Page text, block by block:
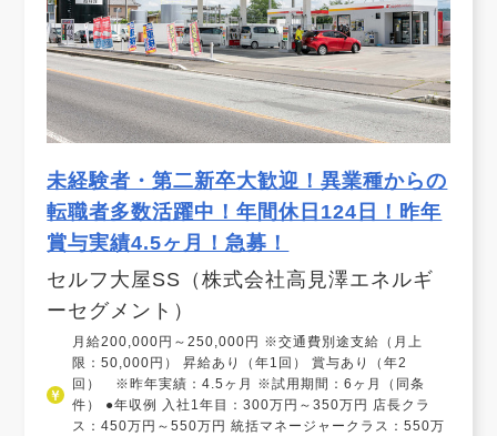
未経験者・第二新卒大歓迎！異業種からの
転職者多数活躍中！年間休日124日！昨年
賞与実績4.5ヶ月！急募！
セルフ大屋SS（株式会社高見澤エネルギ
ーセグメント）
月給200,000円～250,000円 ※交通費別途支給（月上
限：50,000円） 昇給あり（年1回） 賞与あり（年2
回） ※昨年実績：4.5ヶ月 ※試用期間：6ヶ月（同条
件） ●年収例 入社1年目：300万円～350万円 店長クラ
ス：450万円～550万円 統括マネージャークラス：550万